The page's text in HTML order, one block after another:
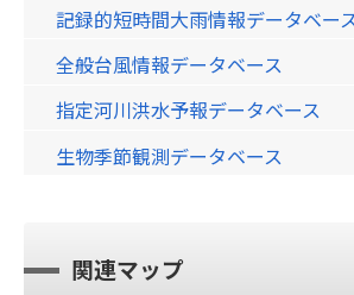
記録的短時間大雨情報データベー
全般台風情報データベース
指定河川洪水予報データベース
生物季節観測データベース
関連マップ